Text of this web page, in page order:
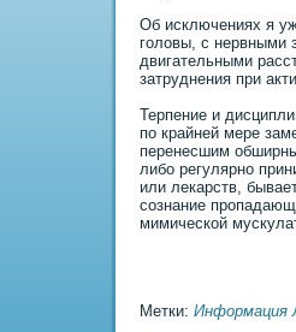
Об исключениях я
головы, с нервными
двигательными
затруднения пpи
Терпение и
по крайней мере
перенесшим
либо регулярно
или лекарств,
сознание
мимической
Метки: Информация